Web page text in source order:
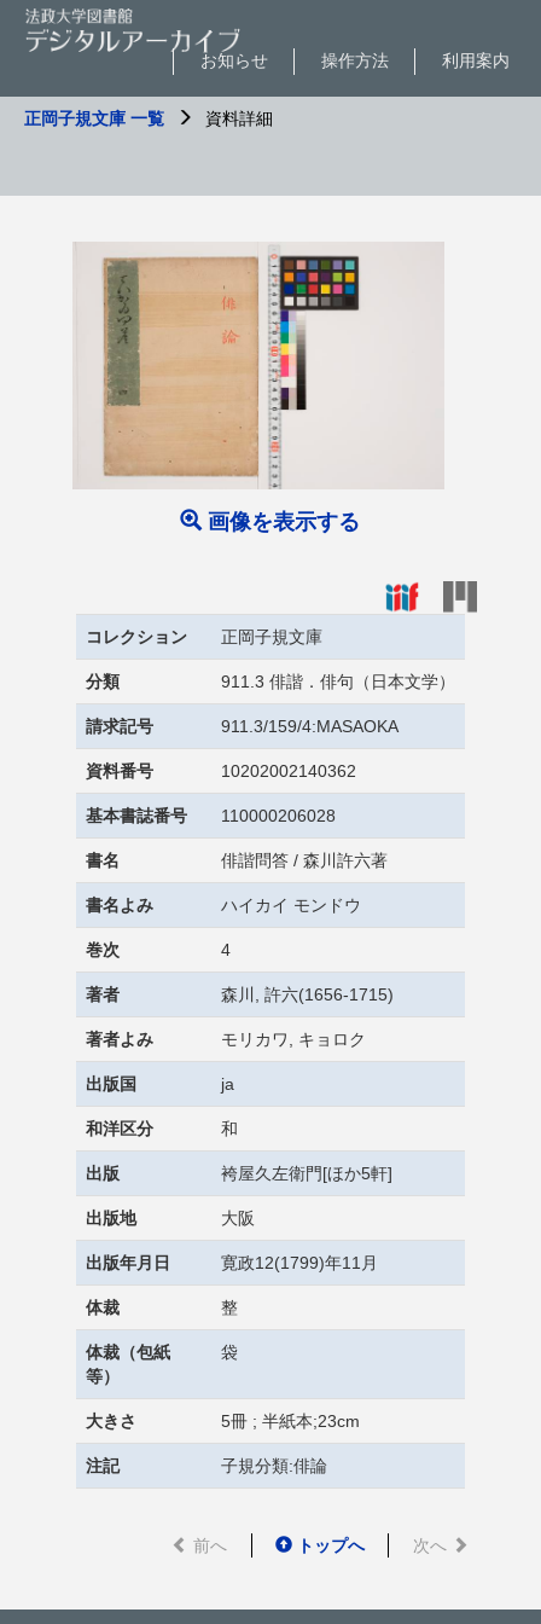
利用案内
操作方法
お知らせ
正岡子規文庫 一覧 資料詳細
画像を表示する
コレクション 正岡子規文庫
分類 911.3 俳諧．俳句（日本文学）
請求記号 911.3/159/4:MASAOKA
資料番号 10202002140362
基本書誌番号 110000206028
書名 俳諧問答 / 森川許六著
書名よみ ハイカイ モンドウ
巻次 4
著者 森川, 許六(1656-1715)
著者よみ モリカワ, キョロク
出版国 ja
和洋区分 和
出版 袴屋久左衛門[ほか5軒]
出版地 大阪
出版年月日 寛政12(1799)年11月
体裁 整
体裁（包紙
等）
袋
大きさ 5冊 ; 半紙本;23cm
注記 子規分類:俳論
前へ トップへ 次へ